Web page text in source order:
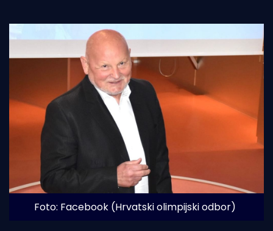
Foto: Facebook (Hrvatski olimpijski odbor)